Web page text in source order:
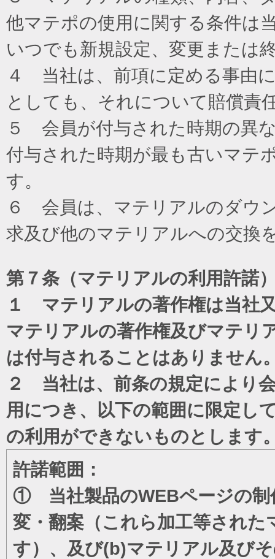
他マテポの使用に関する条件は
いつでも新規設定、変更または
４ 当社は、前項に定める事由
としても、それについて賠償責
５ 会員が付与された時期の異
付与された時期が最も古いマテ
す。
６ 会員は、マテリアルのダウ
求及び他のマテリアルへの交換
第７条（マテリアルの利用許諾
１ マテリアルの著作権は当社
マテリアルの著作権及びマテリ
は付与されることはありません
２ 当社は、前条の規定により
用につき、以下の範囲に限定し
の利用ができないものとします
許諾範囲：
① 当社製品のWEBページの制
変・翻案（これら加工等され
す）、及び(b)マテリアル及び